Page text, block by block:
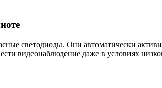
светодиоды. Они автоматически
видеонаблюдение даже в условиях